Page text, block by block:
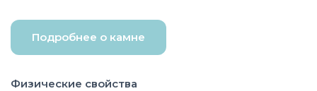
Подробнее о камне
Физические свойства